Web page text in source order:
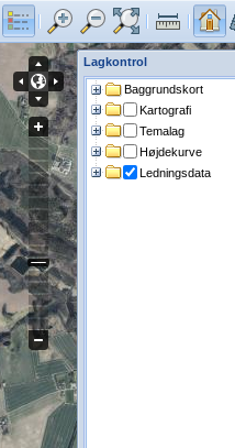
Lagkontrol
Baggrundskort
Kartografi
Temalag
Højdekurve
Ledningsdata